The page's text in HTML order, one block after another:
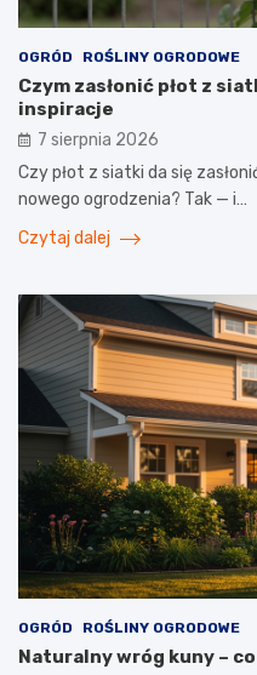
OGRÓD ROŚLINY OGRODOWE
Czym zasłonić płot z
inspiracje
7 sierpnia 2026
Czy płot z siatki da się
nowego ogrodzenia? Tak — i…
Czytaj dalej
OGRÓD ROŚLINY OGRODOWE
Naturalny wróg kuny –